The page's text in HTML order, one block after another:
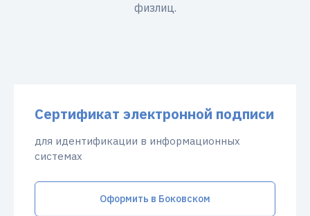
физлиц.
Сертификат электронной подписи
для идентификации в информационных
системах
Оформить в Боковском